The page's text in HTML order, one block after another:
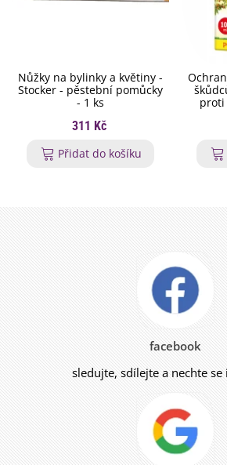
Nůžky na bylinky a květiny -
Stocker - pěstební pomůcky
- 1 ks
311 Kč
Přidat do košíku
proti
facebook
sledujte, sdílejte a nechte